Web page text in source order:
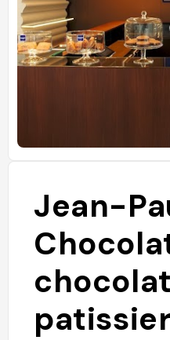
Jean-
patissier